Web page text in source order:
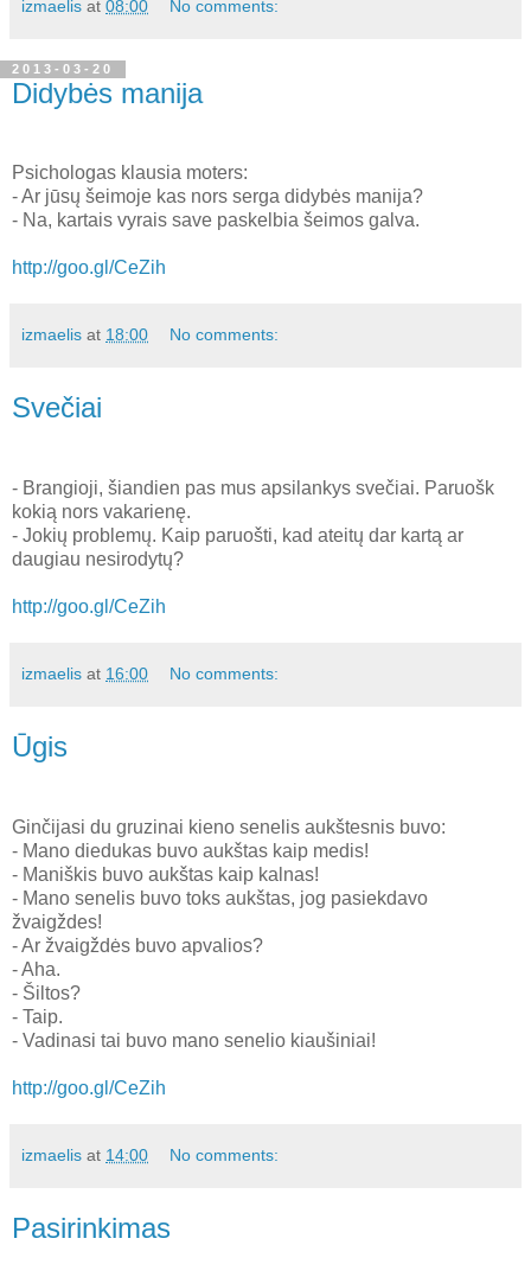
izmaelis at 08:00 No comments:
2013-03-20
Didybės manija
Psichologas klausia moters:
- Ar jūsų šeimoje kas nors serga didybės manija?
- Na, kartais vyrais save paskelbia šeimos galva.
http://goo.gl/CeZih
izmaelis at 18:00 No comments:
Svečiai
- Brangioji, šiandien pas mus apsilankys svečiai. Paruošk
kokią nors vakarienę.
- Jokių problemų. Kaip paruošti, kad ateitų dar kartą ar
daugiau nesirodytų?
http://goo.gl/CeZih
izmaelis at 16:00 No comments:
Ūgis
Ginčijasi du gruzinai kieno senelis aukštesnis buvo:
- Mano diedukas buvo aukštas kaip medis!
- Maniškis buvo aukštas kaip kalnas!
- Mano senelis buvo toks aukštas, jog pasiekdavo
žvaigždes!
- Ar žvaigždės buvo apvalios?
- Aha.
- Šiltos?
- Taip.
- Vadinasi tai buvo mano senelio kiaušiniai!
http://goo.gl/CeZih
izmaelis at 14:00 No comments:
Pasirinkimas